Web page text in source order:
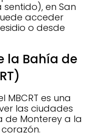
en San
acceder
o desde
la Bahía de
MBCRT es una
las ciudades
Monterey a la